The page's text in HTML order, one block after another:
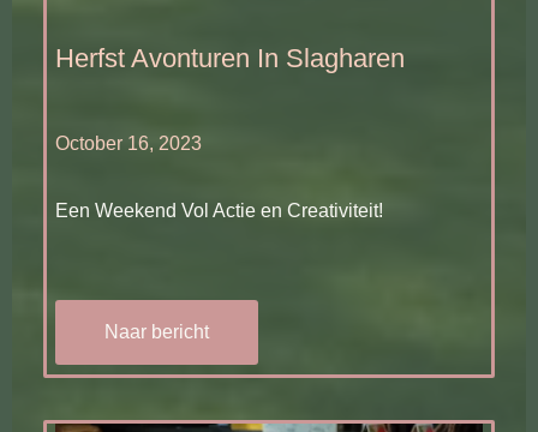
Herfst Avonturen In Slagharen
October 16, 2023
Een Weekend Vol Actie en Creativiteit!
Naar bericht